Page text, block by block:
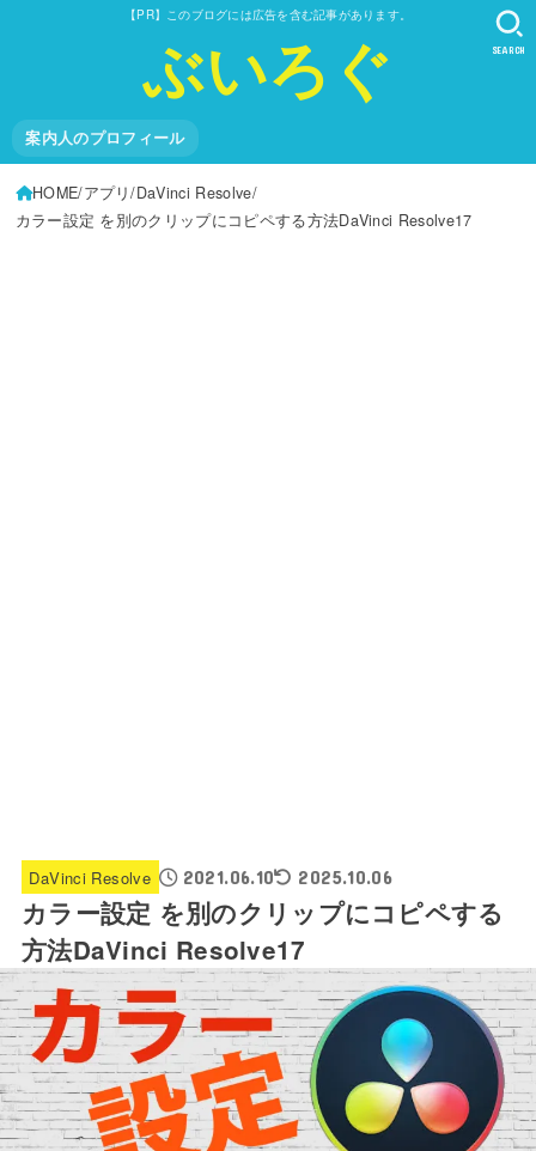
【PR】このブログには広告を含む記事があります。
ぶいろぐ
案内人のプロフィール
SEARCH
HOME アプリ DaVinci Resolve
カラー設定 を別のクリップにコピペする方法DaVinci Resolve17
DaVinci Resolve 2021.06.10 2025.10.06
カラー設定 を別のクリップにコピペする
方法DaVinci Resolve17